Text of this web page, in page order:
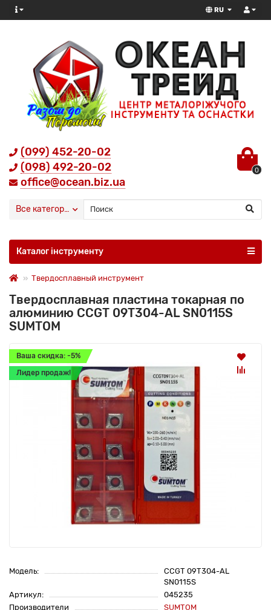
RU
(099) 452-20-02
(098) 492-20-02
office@ocean.biz.ua
0
Все категории
Каталог інструменту
Твердосплавный инструмент
Твердосплавная пластина токарная по
алюминию CCGT 09T304-AL SN0115S
SUMTOM
Ваша скидка: -5%
Лидер продаж!
Модель:
CCGT 09T304-AL
SN0115S
Артикул:
045235
Производители
SUMTOM